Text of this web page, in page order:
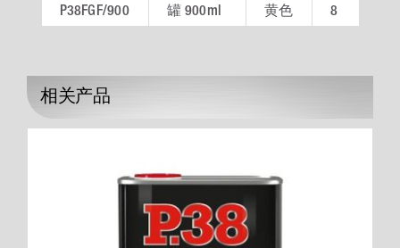
P38FGF/900 罐 900ml 黄色 8
相关产品